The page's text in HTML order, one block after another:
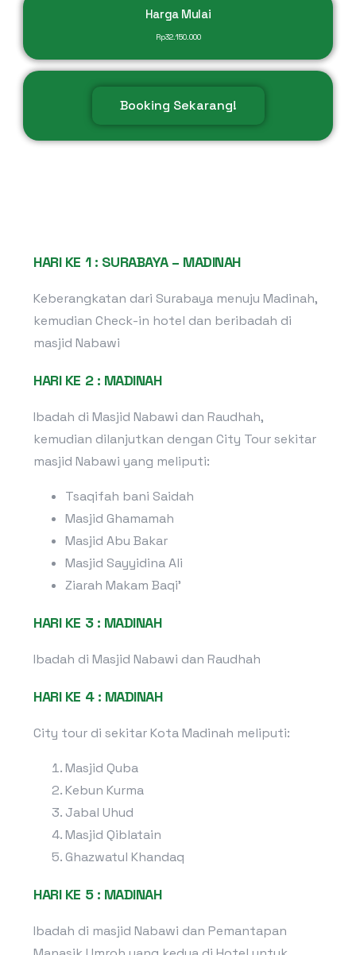
Harga Mulai
Rp32.150.000
Booking Sekarang!
HARI KE 1 : SURABAYA – MADINAH
Keberangkatan dari Surabaya menuju Madinah,
kemudian Check-in hotel dan beribadah di
masjid Nabawi
HARI KE 2 : MADINAH
Ibadah di Masjid Nabawi dan Raudhah,
kemudian dilanjutkan dengan City Tour sekitar
masjid Nabawi yang meliputi:
Tsaqifah bani Saidah
Masjid Ghamamah
Masjid Abu Bakar
Masjid Sayyidina Ali
Ziarah Makam Baqi’
HARI KE 3 : MADINAH
Ibadah di Masjid Nabawi dan Raudhah
HARI KE 4 : MADINAH
City tour di sekitar Kota Madinah meliputi:
Masjid Quba
Kebun Kurma
Jabal Uhud
Masjid Qiblatain
Ghazwatul Khandaq
HARI KE 5 : MADINAH
Ibadah di masjid Nabawi dan Pemantapan